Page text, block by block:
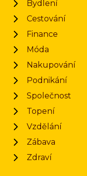
Bydlení
Cestování
Finance
Móda
Nakupování
Podnikání
Společnost
Topení
Vzdělání
Zábava
Zdraví